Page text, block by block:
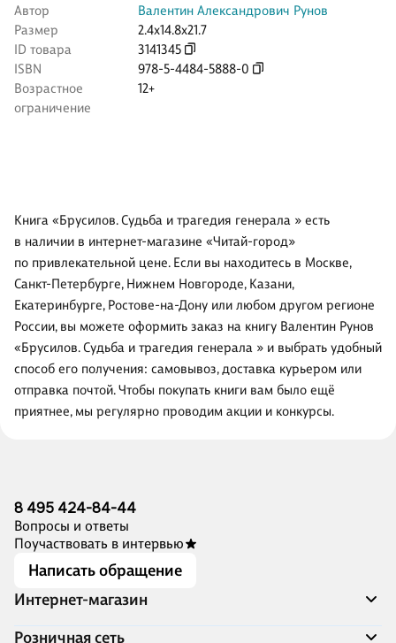
Автор
Валентин Александрович Рунов
Размер
2.4x14.8x21.7
ID товара
3141345
ISBN
978-5-4484-5888-0
Возрастное
ограничение
12+
Книга «Брусилов. Судьба и трагедия генерала » есть
в наличии в интернет-магазине «Читай-город»
по привлекательной цене. Если вы находитесь в Москве,
Санкт-Петербурге, Нижнем Новгороде, Казани,
Екатеринбурге, Ростове-на-Дону или любом другом регионе
России, вы можете оформить заказ на книгу Валентин Рунов
«Брусилов. Судьба и трагедия генерала » и выбрать удобный
способ его получения: самовывоз, доставка курьером или
отправка почтой. Чтобы покупать книги вам было ещё
приятнее, мы регулярно проводим акции и конкурсы.
8 495 424-84-44
Вопросы и ответы
Поучаствовать в интервью
Написать обращение
Интернет-магазин
Акции
Розничная сеть